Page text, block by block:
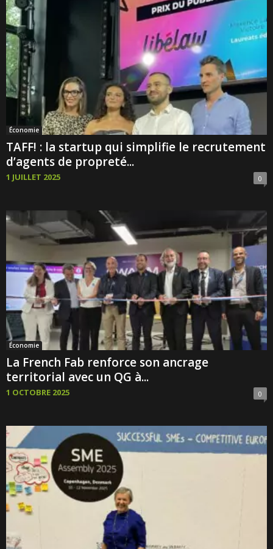
Économie
TAFF! : la startup qui simplifie le recrutement
d’agents de propreté...
1 JUILLET 2025 0
Économie
La French Fab renforce son ancrage
territorial avec un QG à...
1 OCTOBRE 2025 0